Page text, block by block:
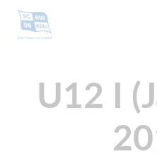
U12 I